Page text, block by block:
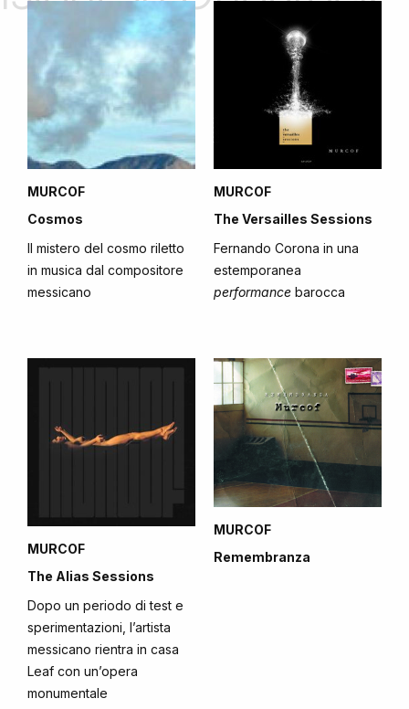
MURCOF
Cosmos
Il mistero del cosmo riletto
in musica dal compositore
messicano
MURCOF
The Versailles Sessions
Fernando Corona in una
estemporanea
performance barocca
MURCOF
The Alias Sessions
Dopo un periodo di test e
sperimentazioni, l’artista
messicano rientra in casa
Leaf con un’opera
monumentale
MURCOF
Remembranza